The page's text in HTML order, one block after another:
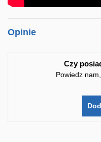
Opinie
Czy
Powiedz